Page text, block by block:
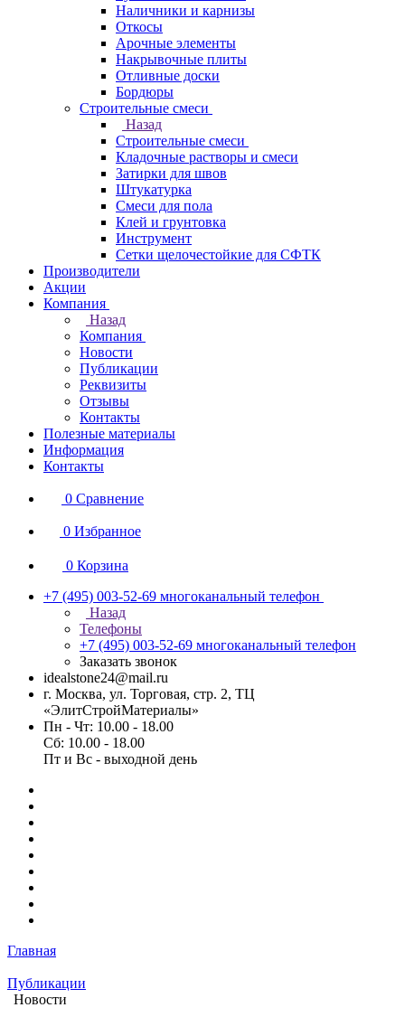
Наличники и карнизы
Откосы
Арочные элементы
Накрывочные плиты
Отливные доски
Бордюры
Строительные смеси
Назад
Строительные смеси
Кладочные растворы и смеси
Затирки для швов
Штукатурка
Смеси для пола
Клей и грунтовка
Инструмент
Сетки щелочестойкие для СФТК
Производители
Акции
Компания
Назад
Компания
Новости
Публикации
Реквизиты
Отзывы
Контакты
Полезные материалы
Информация
Контакты
0 Сравнение
0 Избранное
0 Корзина
+7 (495) 003-52-69 многоканальный телефон
Назад
Телефоны
+7 (495) 003-52-69 многоканальный телефон
Заказать звонок
idealstone24@mail.ru
г. Москва, ул. Торговая, стр. 2, ТЦ
«ЭлитСтройМатериалы»
Пн - Чт: 10.00 - 18.00
Сб: 10.00 - 18.00
Пт и Вс - выходной день
Главная
Публикации
Новости